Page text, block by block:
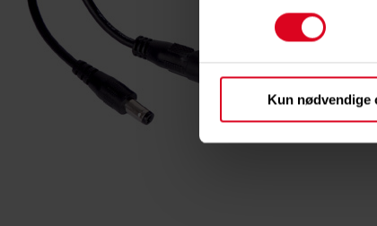
Kun nødvendige